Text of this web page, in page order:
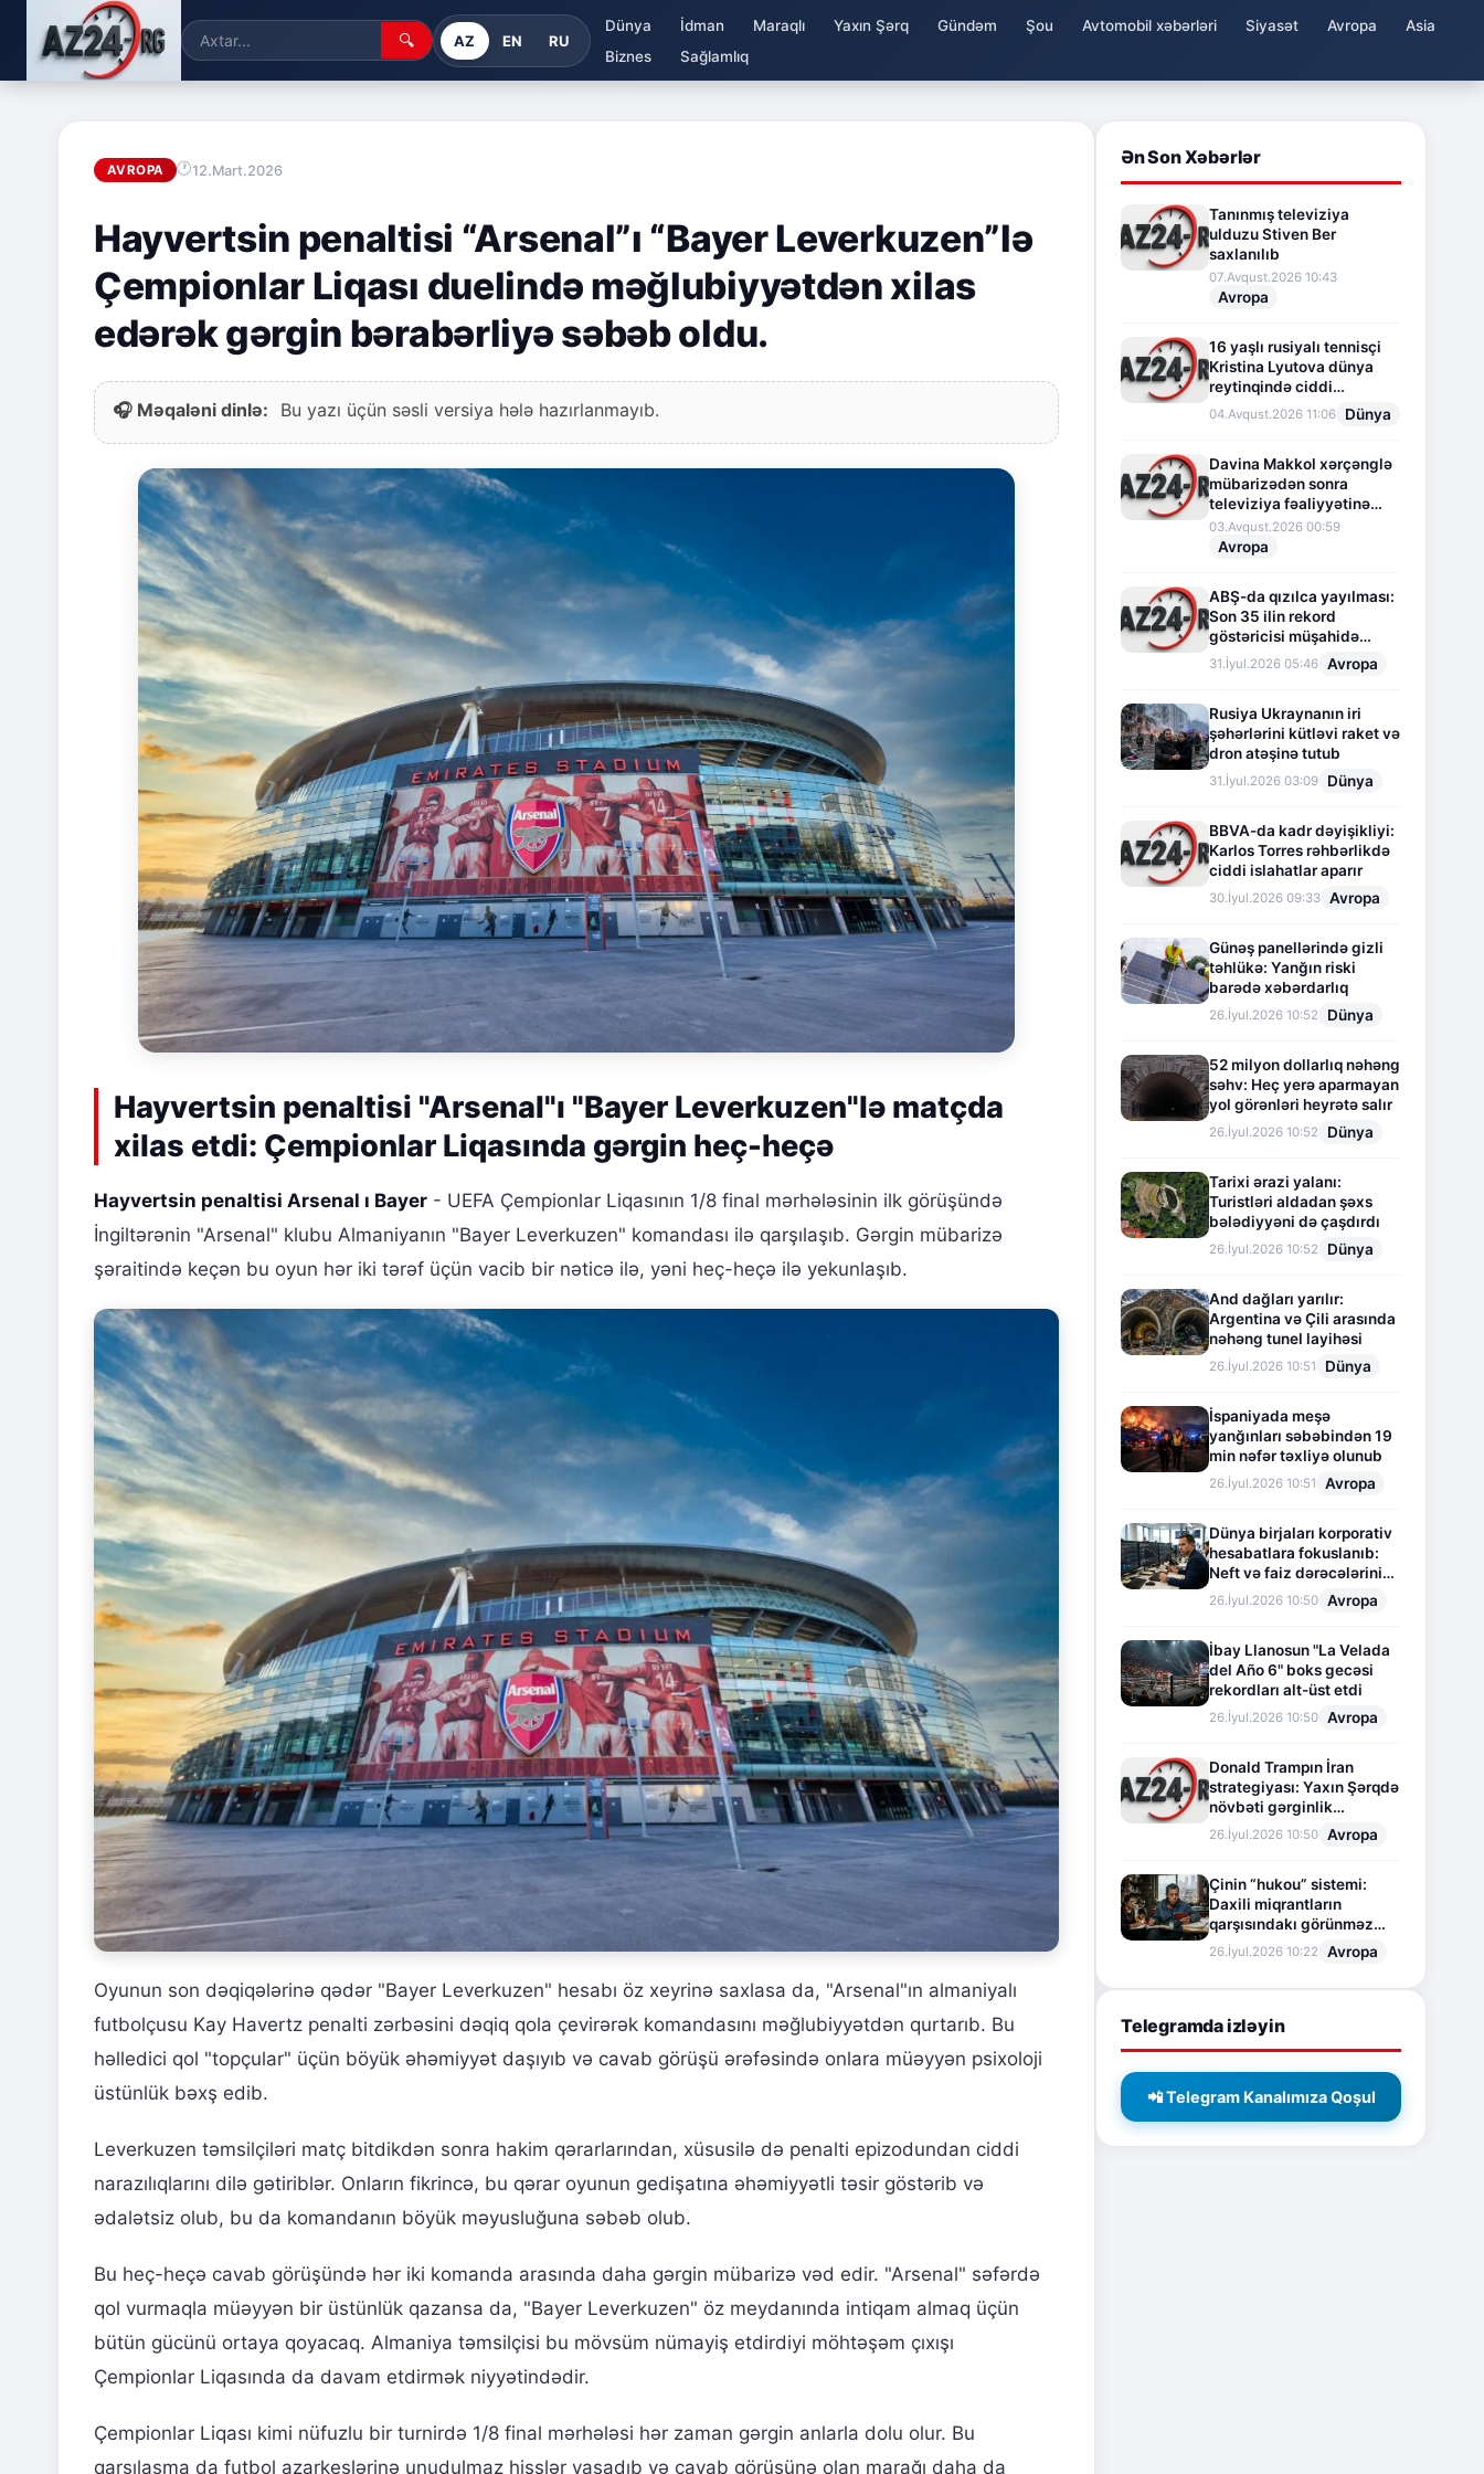
🔍 AZ EN RU
Dünya İdman Maraqlı Yaxın Şərq Gündəm Şou Avtomobil xəbərləri Siyasət Avropa
Asia
Biznes
Sağlamlıq
AVROPA 12.Mart.2026
Hayvertsin penaltisi “Arsenal”ı “Bayer Leverkuzen”lə
Çempionlar Liqası duelində məğlubiyyətdən xilas
edərək gərgin bərabərliyə səbəb oldu.
🎧 Məqaləni dinlə: Bu yazı üçün səsli versiya hələ hazırlanmayıb.
Hayvertsin penaltisi "Arsenal"ı "Bayer Leverkuzen"lə matçda
xilas etdi: Çempionlar Liqasında gərgin heç-heçə
Hayvertsin penaltisi Arsenal ı Bayer - UEFA Çempionlar Liqasının 1/8 final mərhələsinin ilk görüşündə
İngiltərənin "Arsenal" klubu Almaniyanın "Bayer Leverkuzen" komandası ilə qarşılaşıb. Gərgin mübarizə
şəraitində keçən bu oyun hər iki tərəf üçün vacib bir nəticə ilə, yəni heç-heçə ilə yekunlaşıb.
Oyunun son dəqiqələrinə qədər "Bayer Leverkuzen" hesabı öz xeyrinə saxlasa da, "Arsenal"ın almaniyalı
futbolçusu Kay Havertz penalti zərbəsini dəqiq qola çevirərək komandasını məğlubiyyətdən qurtarıb. Bu
həlledici qol "topçular" üçün böyük əhəmiyyət daşıyıb və cavab görüşü ərəfəsində onlara müəyyən psixoloji
üstünlük bəxş edib.
Leverkuzen təmsilçiləri matç bitdikdən sonra hakim qərarlarından, xüsusilə də penalti epizodundan ciddi
narazılıqlarını dilə gətiriblər. Onların fikrincə, bu qərar oyunun gedişatına əhəmiyyətli təsir göstərib və
ədalətsiz olub, bu da komandanın böyük məyusluğuna səbəb olub.
Bu heç-heçə cavab görüşündə hər iki komanda arasında daha gərgin mübarizə vəd edir. "Arsenal" səfərdə
qol vurmaqla müəyyən bir üstünlük qazansa da, "Bayer Leverkuzen" öz meydanında intiqam almaq üçün
bütün gücünü ortaya qoyacaq. Almaniya təmsilçisi bu mövsüm nümayiş etdirdiyi möhtəşəm çıxışı
Çempionlar Liqasında da davam etdirmək niyyətindədir.
Çempionlar Liqası kimi nüfuzlu bir turnirdə 1/8 final mərhələsi hər zaman gərgin anlarla dolu olur. Bu
qarşılaşma da futbol azarkeşlərinə unudulmaz hisslər yaşadıb və cavab görüşünə olan marağı daha da
Ən Son Xəbərlər
Tanınmış televiziya
ulduzu Stiven Ber
saxlanılıb
07.Avqust.2026 10:43
Avropa
16 yaşlı rusiyalı tennisçi
Kristina Lyutova dünya
reytinqində ciddi
irəliləyişə imza atdı
04.Avqust.2026 11:06 Dünya
Davina Makkol xərçənglə
mübarizədən sonra
televiziya fəaliyyətinə
fasilə verir
03.Avqust.2026 00:59
Avropa
ABŞ-da qızılca yayılması:
Son 35 ilin rekord
göstəricisi müşahidə
olunur
31.İyul.2026 05:46 Avropa
Rusiya Ukraynanın iri
şəhərlərini kütləvi raket və
dron atəşinə tutub
31.İyul.2026 03:09 Dünya
BBVA-da kadr dəyişikliyi:
Karlos Torres rəhbərlikdə
ciddi islahatlar aparır
30.İyul.2026 09:33 Avropa
Günəş panellərində gizli
təhlükə: Yanğın riski
barədə xəbərdarlıq
26.İyul.2026 10:52 Dünya
52 milyon dollarlıq nəhəng
səhv: Heç yerə aparmayan
yol görənləri heyrətə salır
26.İyul.2026 10:52 Dünya
Tarixi ərazi yalanı:
Turistləri aldadan şəxs
bələdiyyəni də çaşdırdı
26.İyul.2026 10:52 Dünya
And dağları yarılır:
Argentina və Çili arasında
nəhəng tunel layihəsi
26.İyul.2026 10:51 Dünya
İspaniyada meşə
yanğınları səbəbindən 19
min nəfər təxliyə olunub
26.İyul.2026 10:51 Avropa
Dünya birjaları korporativ
hesabatlara fokuslanıb:
Neft və faiz dərəcələrinin
təsiri altında cari vəziyyət
26.İyul.2026 10:50 Avropa
İbay Llanosun "La Velada
del Año 6" boks gecəsi
rekordları alt-üst etdi
26.İyul.2026 10:50 Avropa
Donald Trampın İran
strategiyası: Yaxın Şərqdə
növbəti gərginlik
mərhələsi
26.İyul.2026 10:50 Avropa
Çinin “hukou” sistemi:
Daxili miqrantların
qarşısındakı görünməz
sədd
26.İyul.2026 10:22 Avropa
Telegramda izləyin
📲 Telegram Kanalımıza Qoşul